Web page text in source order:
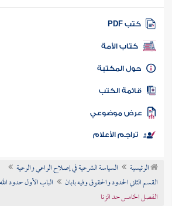
كتب PDF
كتاب الأمة
المكتبة
الكتب
موضوعي
تراجم الأعلام
الرئيسية
السياسة الشرعية في إصلاح الراعي والرعية
القسم الثاني الحدود والحقوق وفيه بابان
الباب الأول حدود
الفصل الخامس حد الزنا